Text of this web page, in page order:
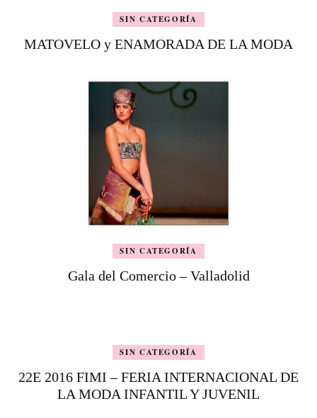
SIN CATEGORÍA
MATOVELO y ENAMORADA DE LA MODA
SIN CATEGORÍA
Gala del Comercio – Valladolid
SIN CATEGORÍA
22E 2016 FIMI – FERIA INTERNACIONAL DE
LA MODA INFANTIL Y JUVENIL